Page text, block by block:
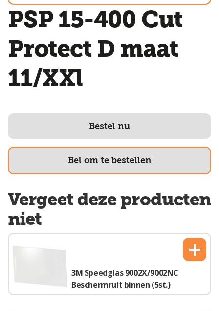
PSP 15-400 Cut
Protect D maat
11/XXl
Bestel nu
Bel om te bestellen
Vergeet deze producten
niet
3M Speedglas 9002X/9002NC
Beschermruit binnen (5st.)
+